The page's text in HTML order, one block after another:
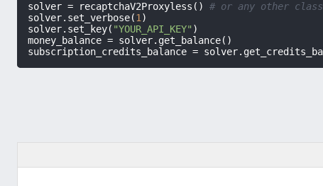
solver = recaptchaV2Proxyless() # or any other class
solver.set_verbose(1)
solver.set_key( "YOUR_API_KEY" )
money_balance = solver.get_balance()